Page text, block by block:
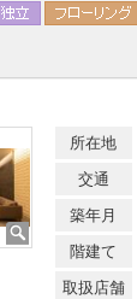
所在地
交通
築年月
階建て
取扱店舗